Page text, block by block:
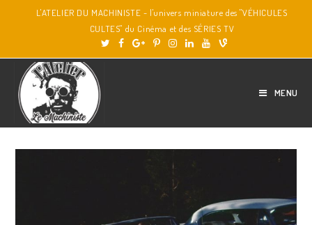
L'ATELIER DU MACHINISTE - l'univers miniature des "VÉHICULES
CULTES" du Cinéma et des SÉRIES TV
MENU